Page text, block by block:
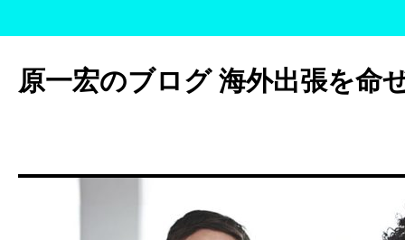
テ
ン
ッ
原一宏のブログ 海外出張を命